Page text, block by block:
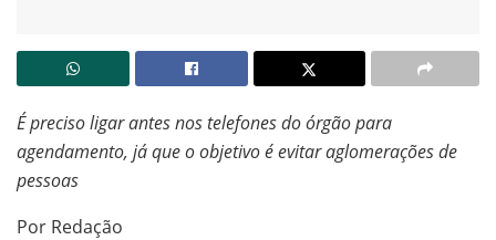
É preciso ligar antes nos telefones do órgão para
agendamento, já que o objetivo é evitar aglomerações de
pessoas
Por Redação